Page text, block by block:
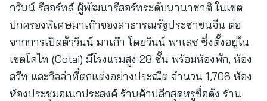
กวินน์ รีสอร์ทส์ ผู้พัฒนารีสอร์ทระดับนานาชาติ ในเขต
ปกครองพิเศษมาเก๊าของสาธารณรัฐประชาชนจีน ต่อ
จากการเปิดตัววินน์ มาเก๊า โดยวินน์ พาเลซ ซึ่งตั้งอยู่ใน
เขตโคไท (Cotai) มีโรงแรมสูง 28 ชั้น พร้อมห้องพัก, ห้อง
สวีท และวิลล่าที่ตกแต่งอย่างประณีต จำนวน 1,706 ห้อง
ห้องประชุมอเนกประสงค์ ร้านค้าปลีกสุดหรูชื่อดัง ร้าน